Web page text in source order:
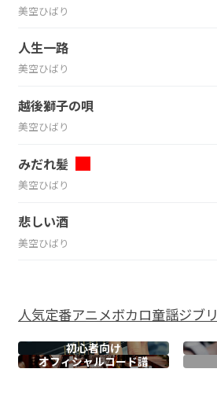
美空ひばり
人生一路
美空ひばり
越後獅子の唄
美空ひばり
みだれ髪
美空ひばり
悲しい酒
美空ひばり
人気定番アニメボカロ童謡ジブリ
初心者向け
オフィシャルコード譜